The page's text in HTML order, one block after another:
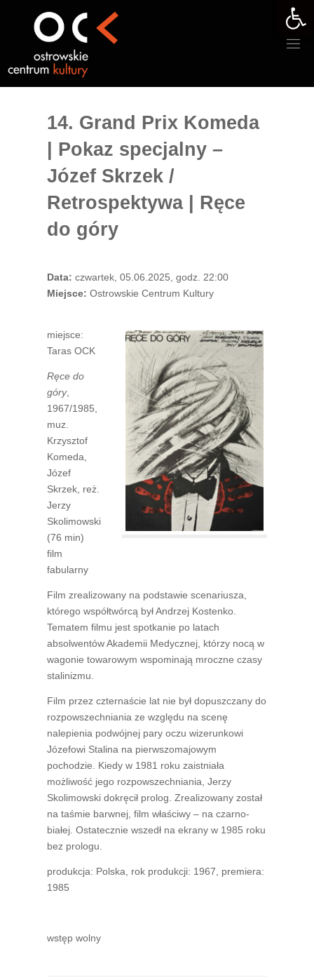
14. Grand Prix Komeda
| Pokaz specjalny –
Józef Skrzek /
Retrospektywa | Ręce
do góry
Data: czwartek, 05.06.2025, godz. 22:00
Miejsce: Ostrowskie Centrum Kultury
miejsce:
Taras OCK
Ręce do
góry,
1967/1985,
muz.
Krzysztof
Komeda,
Józef
Skrzek, reż.
Jerzy
Skolimowski
(76 min)
film
fabularny
Film zrealizowany na podstawie scenariusza,
którego współtwórcą był Andrzej Kostenko.
Tematem filmu jest spotkanie po latach
absolwentów Akademii Medycznej, którzy nocą w
wagonie towarowym wspominają mroczne czasy
stalinizmu.
Film przez czternaście lat nie był dopuszczany do
rozpowszechniania ze względu na scenę
nalepienia podwójnej pary oczu wizerunkowi
Józefowi Stalina na pierwszomajowym
pochodzie. Kiedy w 1981 roku zaistniała
możliwość jego rozpowszechniania, Jerzy
Skolimowski dokręcił prolog. Zrealizowany został
na taśmie barwnej, film właściwy – na czarno-
białej. Ostatecznie wszedł na ekrany w 1985 roku
bez prologu.
produkcja: Polska, rok produkcji: 1967, premiera:
1985
wstęp wolny